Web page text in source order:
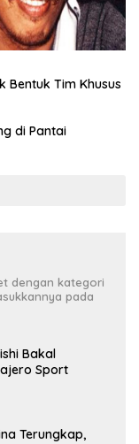
Bentuk Tim Khusus
di Pantai
dengan kategori
pada
Bakal
Sport
Terungkap,